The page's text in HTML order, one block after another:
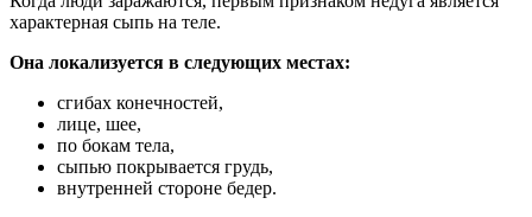
характерная сыпь на теле.
Она локализуется в следующих местах:
сгибах конечностей,
лице, шее,
по бокам тела,
сыпью покрывается грудь,
внутренней стороне бедер.